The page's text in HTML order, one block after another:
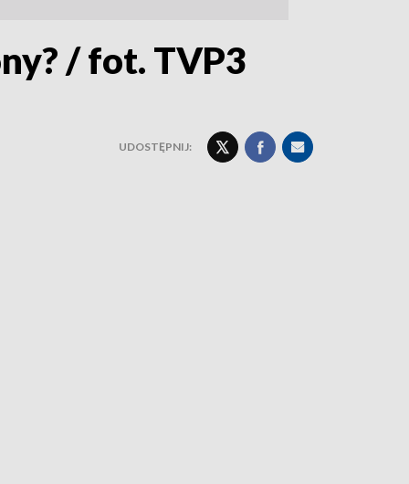
/ fot. TVP3
UDOSTĘPNIJ: